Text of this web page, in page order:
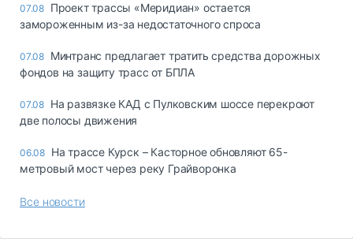
07.08 Проект трассы «Меридиан» остается
замороженным из-за недостаточного спроса
07.08 Минтранс предлагает тратить средства дорожных
фондов на защиту трасс от БПЛА
07.08 На развязке КАД с Пулковским шоссе перекроют
две полосы движения
06.08 На трассе Курск – Касторное обновляют 65-
метровый мост через реку Грайворонка
Все новости